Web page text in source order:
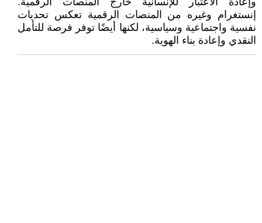
إنستغرام وغيره من المنصات الرقمية تعكس تحديات
نفسية واجتماعية وسياسية، لكنها أيضًا توفر فرصة للتأمل
النقدي وإعادة بناء الهوية.